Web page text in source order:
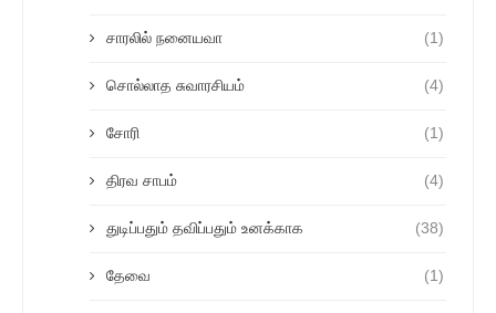
சாரலில் நனையவா (1)
சொல்லாத சுவாரசியம் (4)
சோரி (1)
திரவ சாபம் (4)
துடிப்பதும் தவிப்பதும் உனக்காக (38)
தேவை (1)